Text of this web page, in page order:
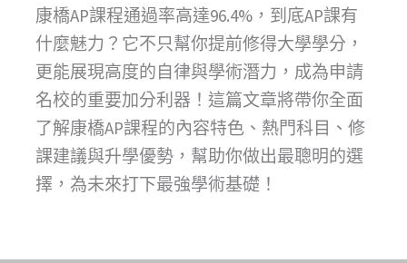
康橋AP課程通過率高達96.4%，到底AP課有
什麼魅力？它不只幫你提前修得大學學分，
更能展現高度的自律與學術潛力，成為申請
名校的重要加分利器！這篇文章將帶你全面
了解康橋AP課程的內容特色、熱門科目、修
課建議與升學優勢，幫助你做出最聰明的選
擇，為未來打下最強學術基礎！